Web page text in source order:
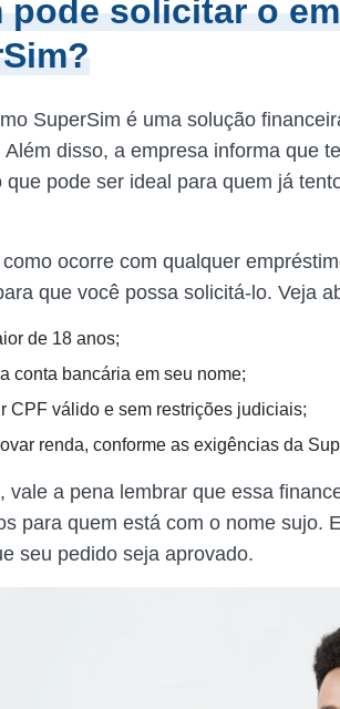
pode solicitar o
SuperSim é uma solução
Além disso, a empresa informa que
que pode ser ideal para quem já
ocorre com qualquer
que você possa solicitá-lo. Veja
de 18 anos;
conta bancária em seu nome;
CPF válido e sem restrições judiciais;
renda, conforme as exigências da
vale a pena lembrar que essa
para quem está com o nome sujo.
seu pedido seja aprovado.